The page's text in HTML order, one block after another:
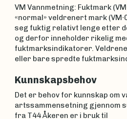
VM Vannmetning: Fuktmark
«normal» veldrenert mark
seg fuktig relativt lenge etter
og derfor inneholder rikelig
fuktmarksindikatorer.
eller bare spredte
Kunnskapsbehov
Det er behov for kunnskap om
artssammensetning gjennom
fra T44 Åkeren er i bruk til